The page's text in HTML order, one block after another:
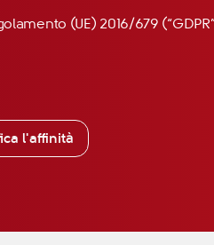
(UE) 2016/679
l'affinità